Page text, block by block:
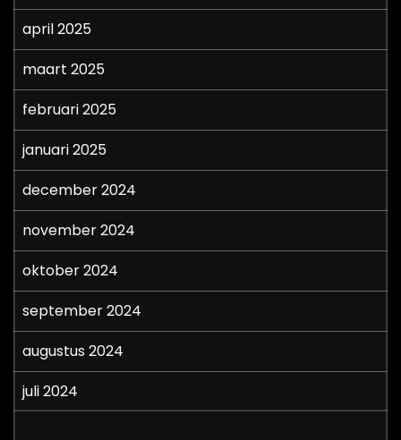
april 2025
maart 2025
februari 2025
januari 2025
december 2024
november 2024
oktober 2024
september 2024
augustus 2024
juli 2024